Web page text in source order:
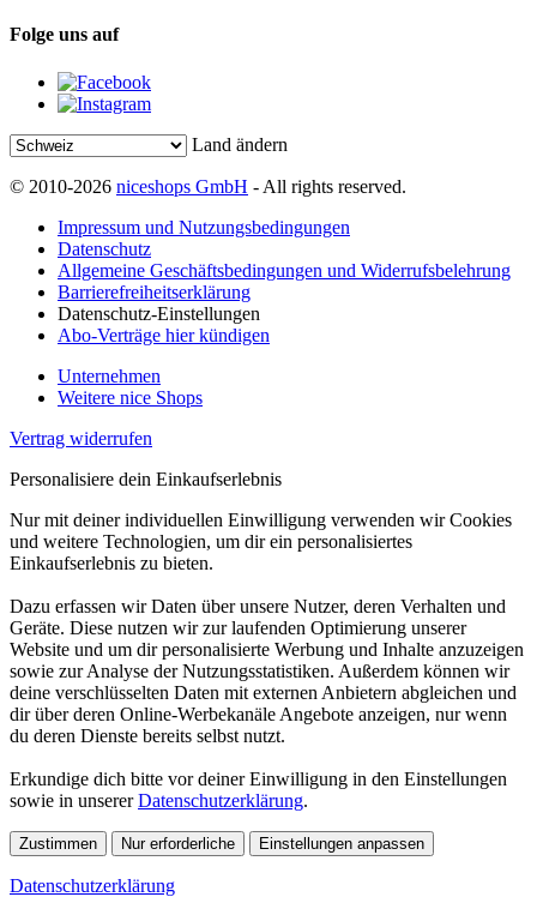
Folge uns auf
Land ändern
© 2010-2026 niceshops GmbH - All rights reserved.
Impressum und Nutzungsbedingungen
Datenschutz
Allgemeine Geschäftsbedingungen und Widerrufsbelehrung
Barrierefreiheitserklärung
Datenschutz-Einstellungen
Abo-Verträge hier kündigen
Unternehmen
Weitere nice Shops
Vertrag widerrufen
Personalisiere dein Einkaufserlebnis
Nur mit deiner individuellen Einwilligung verwenden wir Cookies
und weitere Technologien, um dir ein personalisiertes
Einkaufserlebnis zu bieten.
Dazu erfassen wir Daten über unsere Nutzer, deren Verhalten und
Geräte. Diese nutzen wir zur laufenden Optimierung unserer
Website und um dir personalisierte Werbung und Inhalte anzuzeigen
sowie zur Analyse der Nutzungsstatistiken. Außerdem können wir
deine verschlüsselten Daten mit externen Anbietern abgleichen und
dir über deren Online-Werbekanäle Angebote anzeigen, nur wenn
du deren Dienste bereits selbst nutzt.
Erkundige dich bitte vor deiner Einwilligung in den Einstellungen
sowie in unsererDatenschutzerklärung.
Zustimmen Nur erforderliche Einstellungen anpassen
Datenschutzerklärung